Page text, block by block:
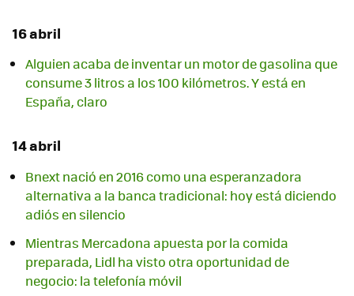
16 abril
Alguien acaba de inventar un motor de gasolina que
consume 3 litros a los 100 kilómetros. Y está en
España, claro
14 abril
Bnext nació en 2016 como una esperanzadora
alternativa a la banca tradicional: hoy está diciendo
adiós en silencio
Mientras Mercadona apuesta por la comida
preparada, Lidl ha visto otra oportunidad de
negocio: la telefonía móvil